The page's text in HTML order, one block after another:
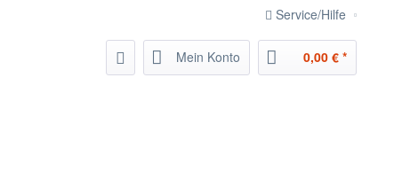
Service/Hilfe
Mein Konto 0,00 € *